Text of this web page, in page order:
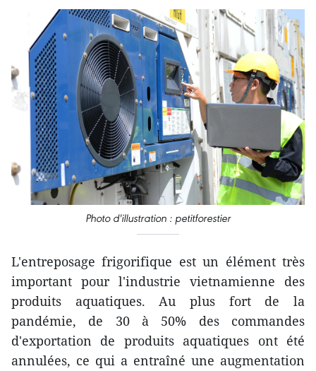
Photo d'illustration : petitforestier
L'entreposage frigorifique est un élément très
important pour l'industrie vietnamienne des
produits aquatiques. Au plus fort de la
pandémie, de 30 à 50% des commandes
d'exportation de produits aquatiques ont été
annulées, ce qui a entraîné une augmentation